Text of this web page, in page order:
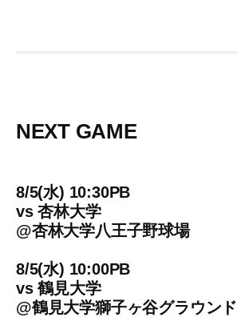
NEXT GAME
8/5(水) 10:30PB
vs杏林大学
@杏林大学八王子野球場
8/5(水) 10:00PB
vs鶴見大学
@鶴見大学獅子ヶ谷グラウンド